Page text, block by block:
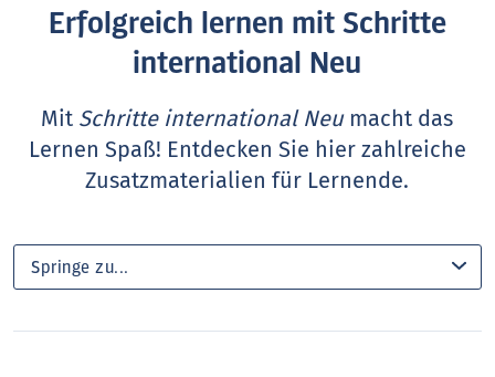
Erfolgreich lernen mit Schritte
international Neu
Mit Schritte international Neumacht das
Lernen Spaß! Entdecken Sie hier zahlreiche
Zusatzmaterialien für Lernende.